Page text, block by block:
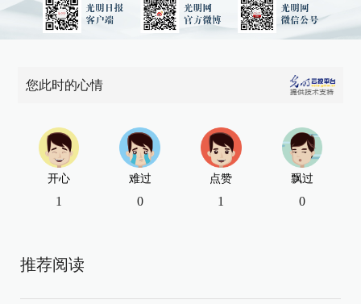
您此时的心情
开心
1
难过
0
点赞
1
飘过
0
推荐阅读